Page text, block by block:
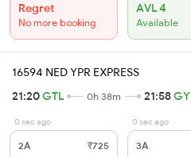
Regret
No more booking
AVL 4
Available
16594 NED YPR EXPRESS
21:20GTL 0h 38m 21:58GY
0 sec ago
2A ₹725
0 sec ago
3A